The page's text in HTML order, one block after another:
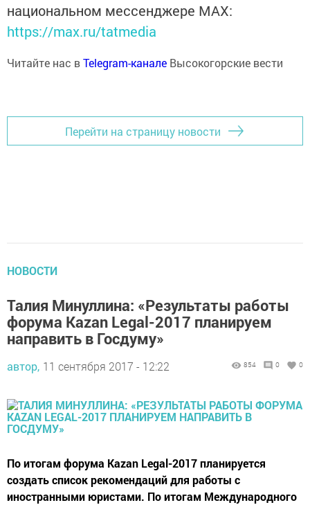
национальном мессенджере MАХ:
https://max.ru/tatmedia
Читайте нас вTelegram-канале Высокогорские вести
Перейти на страницу новости
НОВОСТИ
Талия Минуллина: «Результаты работы
форума Kazan Legal-2017 планируем
направить в Госдуму»
автор, 11 сентября 2017 - 12:22 854 0 0
По итогам форума Kazan Legal-2017 планируется
создать список рекомендаций для работы с
иностранными юристами. По итогам Международного